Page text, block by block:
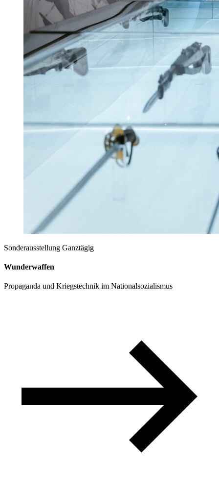
Sonderausstellung Ganztägig
Wunderwaffen
Propaganda und Kriegstechnik im Nationalsozialismus